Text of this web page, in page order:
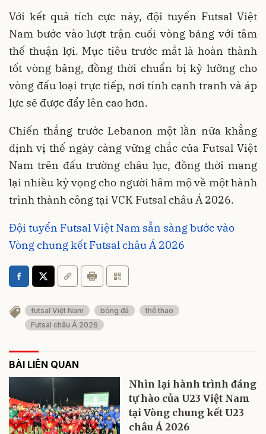
Với kết quả tích cực này, đội tuyển Futsal Việt
Nam bước vào lượt trận cuối vòng bảng với tâm
thế thuận lợi. Mục tiêu trước mắt là hoàn thành
tốt vòng bảng, đồng thời chuẩn bị kỹ lưỡng cho
vòng đấu loại trực tiếp, nơi tính cạnh tranh và áp
lực sẽ được đẩy lên cao hơn.
Chiến thắng trước Lebanon một lần nữa khẳng
định vị thế ngày càng vững chắc của Futsal Việt
Nam trên đấu trường châu lục, đồng thời mang
lại nhiều kỳ vọng cho người hâm mộ về một hành
trình thành công tại VCK Futsal châu Á 2026.
Đội tuyển Futsal Việt Nam sẵn sàng bước vào
Vòng chung kết Futsal châu Á 2026
futsal Việt Nam bóng đá
thể thao
Futsal châu Á 2026
BÀI LIÊN QUAN
Nhìn lại hành trình đáng
tự hào của U23 Việt Nam
tại Vòng chung kết U23
châu Á 2026